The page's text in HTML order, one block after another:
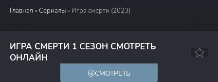
Главная » Сериалы » Игра смерти (2023)
ИГРА СМЕРТИ 1 СЕЗОН СМОТРЕТЬ
ОНЛАЙН
СМОТРЕТЬ